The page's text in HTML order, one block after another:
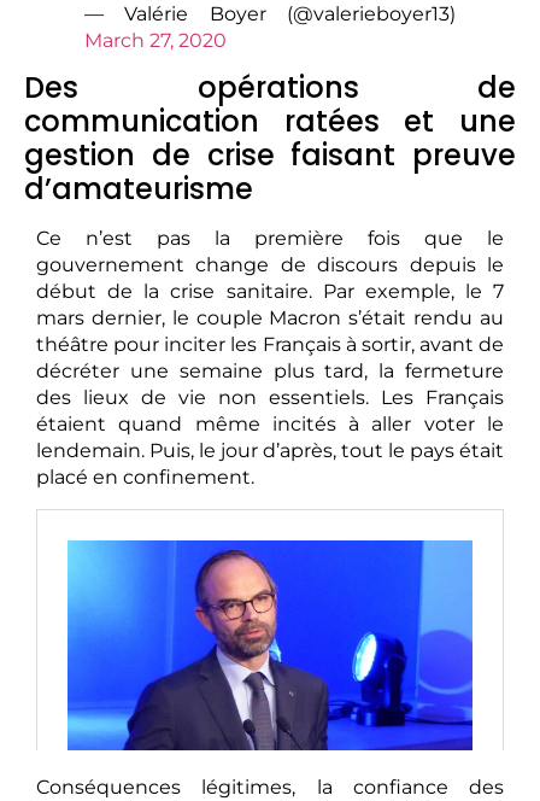
— Valérie Boyer (@valerieboyer13)
March 27, 2020
Des opérations de
communication ratées et une
gestion de crise faisant preuve
d’amateurisme
Ce n’est pas la première fois que le
gouvernement change de discours depuis le
début de la crise sanitaire. Par exemple, le 7
mars dernier, le couple Macron s’était rendu au
théâtre pour inciter les Français à sortir, avant de
décréter une semaine plus tard, la fermeture
des lieux de vie non essentiels. Les Français
étaient quand même incités à aller voter le
lendemain. Puis, le jour d’après, tout le pays était
placé en confinement.
Conséquences légitimes, la confiance des